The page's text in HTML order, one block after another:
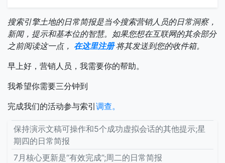
搜索引擎土地的日常简报是当今搜索营销人员的日常洞察，
新闻，提示和基本位的智慧。如果您想在互联网的其余部分
之前阅读这一点， 在这里注册 将其发送到您的收件箱。
早上好，营销人员，我需要你的帮助。
我希望你需要三分钟到
完成我们的活动参与索引调查。
保持演示文稿可操作和5个成功虚拟会话的其他提示;星
期四的日常简报
7月核心更新是“有效完成”;周二的日常简报